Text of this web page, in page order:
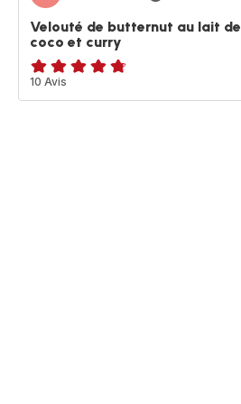
Velouté de butternut au lait de
coco et curry
ratings.4.7
10 Avis